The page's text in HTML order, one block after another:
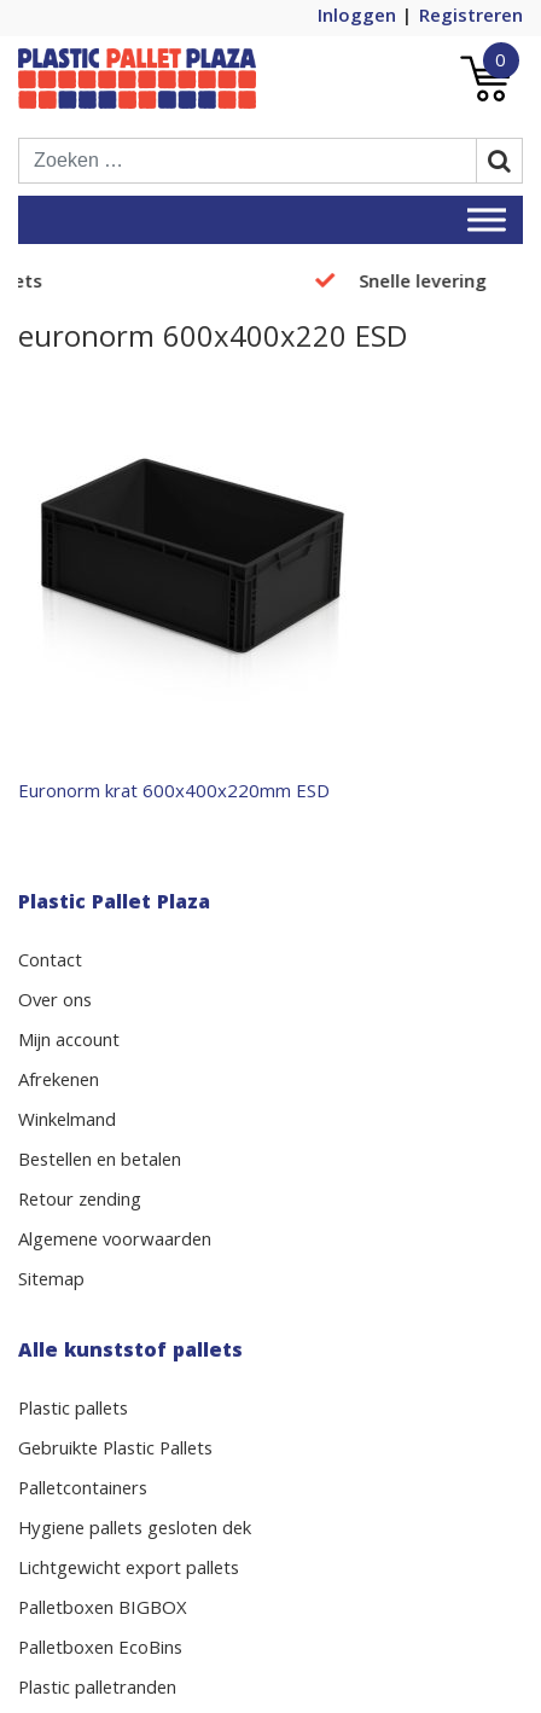
Inloggen
Registreren
Plastic Pallet Plaza
Plastic Pallets Plaza, de nummer 1 in
Europa!
0
Snelle levering
euronorm 600x400x220 ESD
Bericht
Euronorm krat 600x400x220mm ESD
Plastic Pallet Plaza
Contact
Over ons
Mijn account
Afrekenen
Winkelmand
Bestellen en betalen
Retour zending
Algemene voorwaarden
Sitemap
Alle kunststof pallets
Plastic pallets
Gebruikte Plastic Pallets
Palletcontainers
Hygiene pallets gesloten dek
Lichtgewicht export pallets
Palletboxen BIGBOX
Palletboxen EcoBins
Plastic palletranden